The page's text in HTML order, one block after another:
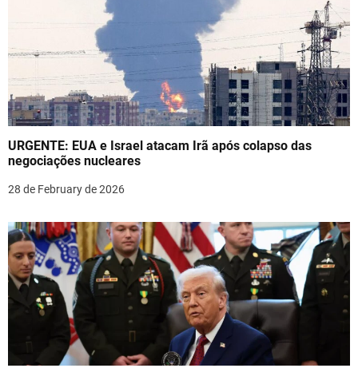
i
g
a
t
i
n
URGENTE: EUA e Israel atacam Irã após colapso das
negociações nucleares
28 de February de 2026